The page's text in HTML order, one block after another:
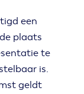
een
plaats
te
is.
geldt